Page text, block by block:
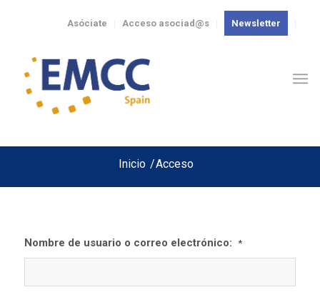
Newsletter
Acceso asociad@s
Asóciate
Inicio /Acceso
Nombre de usuario o correo electrónico: *